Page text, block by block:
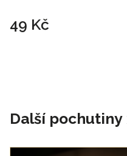
49 Kč
Další pochutiny